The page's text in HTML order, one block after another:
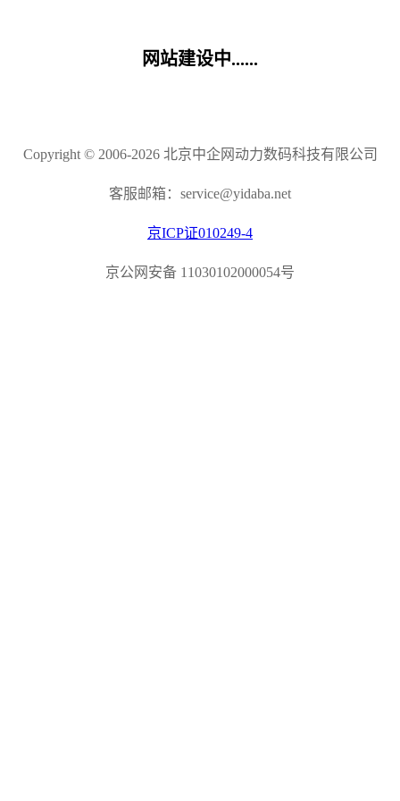
网站建设中......
Copyright © 2006-2026 北京中企网动力数码科技有限公司
客服邮箱：service@yidaba.net
京ICP证010249-4
京公网安备 11030102000054号